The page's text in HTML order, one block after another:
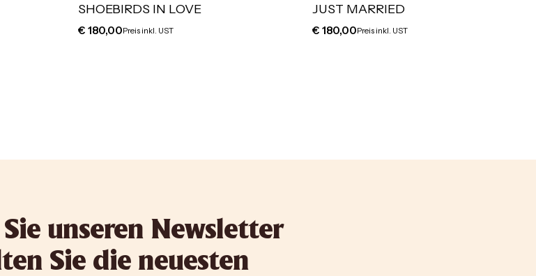
SHOEBIRDS IN LOVE
€ 180,00Preis inkl. UST
JUST MARRIED
€ 180,00Preis inkl. UST
unseren Newsletter
Sie die neuesten